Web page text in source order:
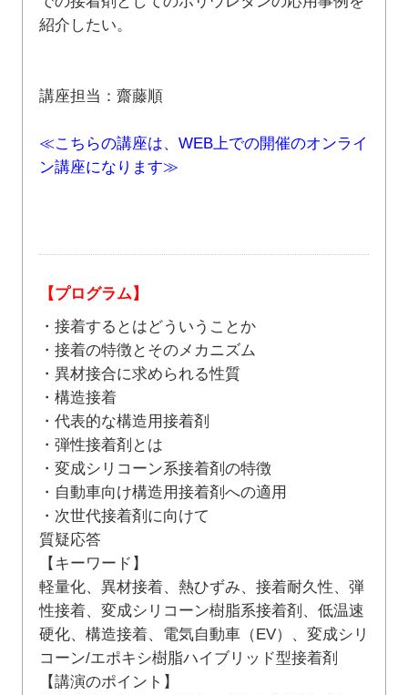
紹介したい。
講座担当：齋藤順
≪こちらの講座は、WEB上での開催のオンライ
ン講座になります≫
【プログラム】
・接着するとはどういうことか
・接着の特徴とそのメカニズム
・異材接合に求められる性質
・構造接着
・代表的な構造用接着剤
・弾性接着剤とは
・変成シリコーン系接着剤の特徴
・自動車向け構造用接着剤への適用
・次世代接着剤に向けて
質疑応答
【キーワード】
軽量化、異材接着、熱ひずみ、接着耐久性、弾
性接着、変成シリコーン樹脂系接着剤、低温速
硬化、構造接着、電気自動車（EV）、変成シリ
コーン/エポキシ樹脂ハイブリッド型接着剤
【講演のポイント】